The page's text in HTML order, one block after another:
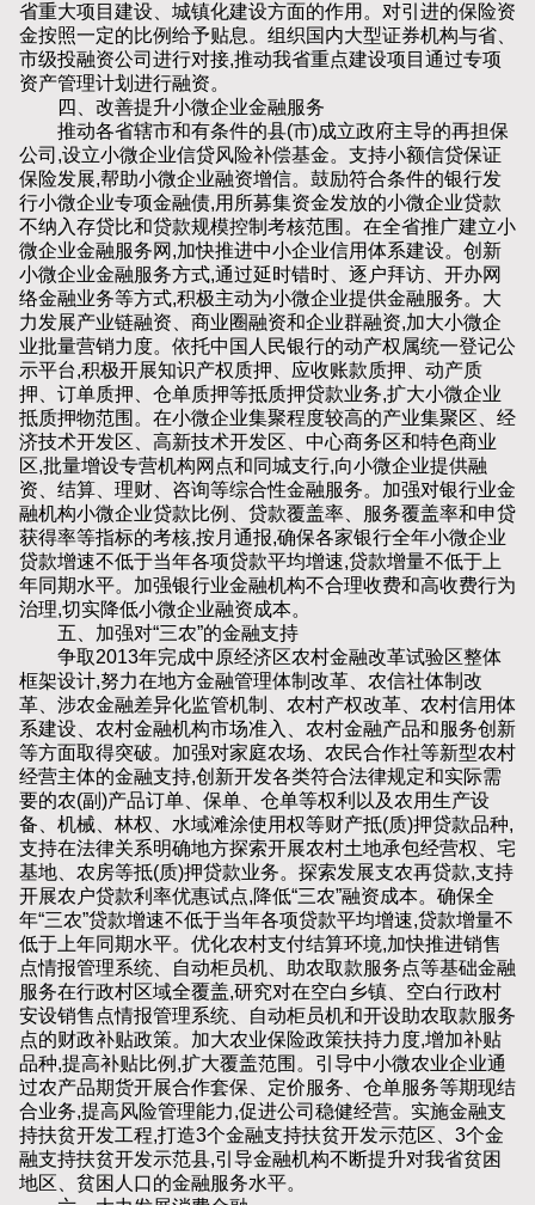
省重大项目建设、城镇化建设方面的作用。对引进的保险资
金按照一定的比例给予贴息。组织国内大型证券机构与省、
市级投融资公司进行对接,推动我省重点建设项目通过专项
资产管理计划进行融资。
四、改善提升小微企业金融服务
推动各省辖市和有条件的县(市)成立政府主导的再担保
公司,设立小微企业信贷风险补偿基金。支持小额信贷保证
保险发展,帮助小微企业融资增信。鼓励符合条件的银行发
行小微企业专项金融债,用所募集资金发放的小微企业贷款
不纳入存贷比和贷款规模控制考核范围。在全省推广建立小
微企业金融服务网,加快推进中小企业信用体系建设。创新
小微企业金融服务方式,通过延时错时、逐户拜访、开办网
络金融业务等方式,积极主动为小微企业提供金融服务。大
力发展产业链融资、商业圈融资和企业群融资,加大小微企
业批量营销力度。依托中国人民银行的动产权属统一登记公
示平台,积极开展知识产权质押、应收账款质押、动产质
押、订单质押、仓单质押等抵质押贷款业务,扩大小微企业
抵质押物范围。在小微企业集聚程度较高的产业集聚区、经
济技术开发区、高新技术开发区、中心商务区和特色商业
区,批量增设专营机构网点和同城支行,向小微企业提供融
资、结算、理财、咨询等综合性金融服务。加强对银行业金
融机构小微企业贷款比例、贷款覆盖率、服务覆盖率和申贷
获得率等指标的考核,按月通报,确保各家银行全年小微企业
贷款增速不低于当年各项贷款平均增速,贷款增量不低于上
年同期水平。加强银行业金融机构不合理收费和高收费行为
治理,切实降低小微企业融资成本。
五、加强对“三农”的金融支持
争取2013年完成中原经济区农村金融改革试验区整体
框架设计,努力在地方金融管理体制改革、农信社体制改
革、涉农金融差异化监管机制、农村产权改革、农村信用体
系建设、农村金融机构市场准入、农村金融产品和服务创新
等方面取得突破。加强对家庭农场、农民合作社等新型农村
经营主体的金融支持,创新开发各类符合法律规定和实际需
要的农(副)产品订单、保单、仓单等权利以及农用生产设
备、机械、林权、水域滩涂使用权等财产抵(质)押贷款品种,
支持在法律关系明确地方探索开展农村土地承包经营权、宅
基地、农房等抵(质)押贷款业务。探索发展支农再贷款,支持
开展农户贷款利率优惠试点,降低“三农”融资成本。确保全
年“三农”贷款增速不低于当年各项贷款平均增速,贷款增量不
低于上年同期水平。优化农村支付结算环境,加快推进销售
点情报管理系统、自动柜员机、助农取款服务点等基础金融
服务在行政村区域全覆盖,研究对在空白乡镇、空白行政村
安设销售点情报管理系统、自动柜员机和开设助农取款服务
点的财政补贴政策。加大农业保险政策扶持力度,增加补贴
品种,提高补贴比例,扩大覆盖范围。引导中小微农业企业通
过农产品期货开展合作套保、定价服务、仓单服务等期现结
合业务,提高风险管理能力,促进公司稳健经营。实施金融支
持扶贫开发工程,打造3个金融支持扶贫开发示范区、3个金
融支持扶贫开发示范县,引导金融机构不断提升对我省贫困
地区、贫困人口的金融服务水平。